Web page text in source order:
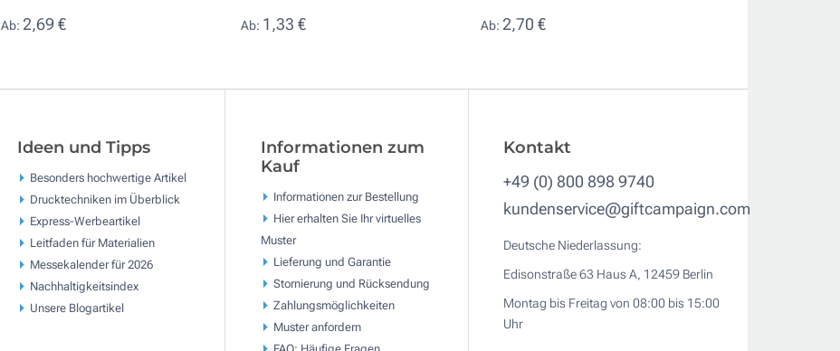
Ab: 2,69 € Ab: 1,33 € Ab: 2,70 €
Ideen und Tipps
Besonders hochwertige Artikel
Drucktechniken im Überblick
Express-Werbeartikel
Leitfaden für Materialien
Messekalender für 2026
Nachhaltigkeitsindex
Unsere Blogartikel
Informationen zum
Kauf
Informationen zur Bestellung
Hier erhalten Sie Ihr virtuelles
Muster
Lieferung und Garantie
Stornierung und Rücksendung
Zahlungsmöglichkeiten
Muster anfordern
FAQ: Häufige Fragen
Kontakt
+49 (0) 800 898 9740
kundenservice@giftcampaign.com
Deutsche Niederlassung:
Edisonstraße 63 Haus A, 12459 Berlin
Montag bis Freitag von 08:00 bis 15:00
Uhr